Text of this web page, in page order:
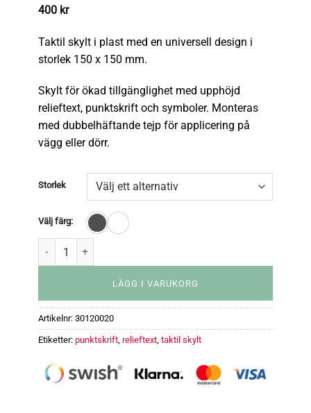
400 kr
Taktil skylt i plast med en universell design i
storlek 150 x 150 mm.
Skylt för ökad tillgänglighet med upphöjd
relieftext, punktskrift och symboler. Monteras
med dubbelhäftande tejp för applicering på
vägg eller dörr.
Storlek
Välj färg:
LÄGG I VARUKORG
Artikelnr: 30120020
Etiketter: punktskrift, relieftext, taktil skylt